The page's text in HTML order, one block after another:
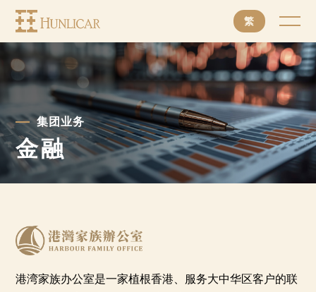
亨
利
加
集
團
有
限
司
繁
集团业务
金融
港湾家族办公室是一家植根香港、服务大中华区客户的联